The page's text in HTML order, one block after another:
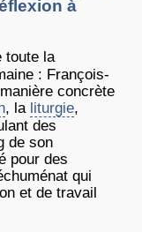
à
toute la
: François-
concrète
, la liturgie,
des
de son
pour des
qui
et de travail